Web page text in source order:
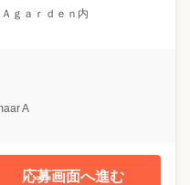
ｇａｒｄｅｎ内
A
応募画面へ進む